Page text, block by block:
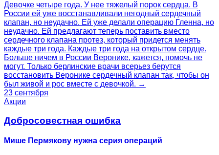
Девочке четыре года. У нее тяжелый порок сердца. В
России ей уже восстанавливали негодный сердечный
клапан, но неудачно. Ей уже делали операцию Гленна, но
неудачно. Ей предлагают теперь поставить вместо
сердечного клапана протез, который придется менять
каждые три года. Каждые три года на открытом сердце.
Больше ничем в России Веронике, кажется, помочь не
могут. Только берлинские врачи всерьез берутся
восстановить Веронике сердечный клапан так, чтобы он
был живой и рос вместе с девочкой. →
23 сентября
Акции
Добросовестная ошибка
Мише Пермякову нужна серия операций